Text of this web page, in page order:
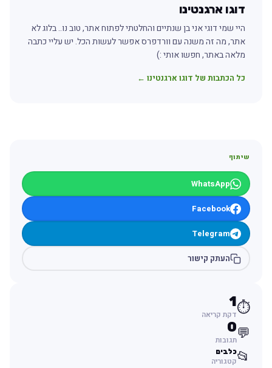
דוגו ארגנטינו
היי שמי דוגי אני בן שנתיים והחלטתי לפתוח אתר, טוב נו.. בלוג לא
אתר, מה זה משנה עם וורדפרס אפשר לעשות הכל. יש עליי כתבה
מלאה באתר, חפשו אותי :)
כל הכתבות של דוגו ארגנטינו ←
שיתוף
WhatsApp
Facebook
Telegram
העתק קישור
⏱️
1
דקת קריאה
💬
0
תגובות
📂כלבים
קטגוריה